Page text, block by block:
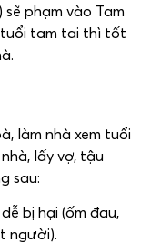
sẽ phạm vào Tam
tuổi tam tai thì tốt
làm nhà xem tuổi
nhà, lấy vợ, tậu
sau:
dễ bị hại (ốm đau,
người).